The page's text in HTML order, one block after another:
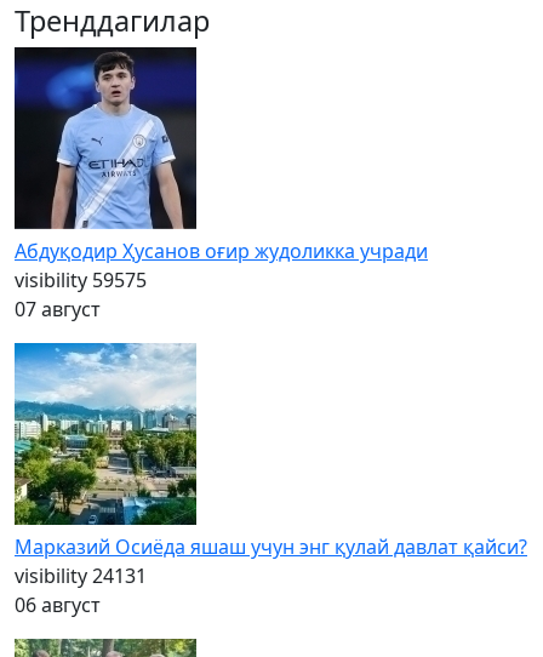
Тренддагилар
Абдуқодир Ҳусанов оғир жудоликка учради
visibility 59575
07 август
Марказий Осиёда яшаш учун энг қулай давлат қайси?
visibility24131
06 август